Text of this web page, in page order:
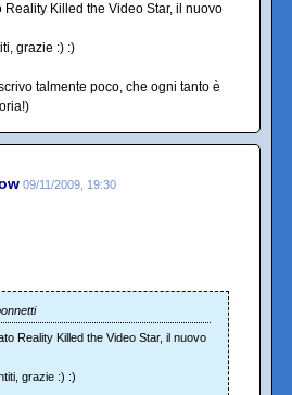
Killed the Video Star, il nuovo
grazie :) :)
talmente poco, che ogni tanto è
09/11/2009, 19:30
Reality Killed the Video Star, il nuovo
grazie :) :)